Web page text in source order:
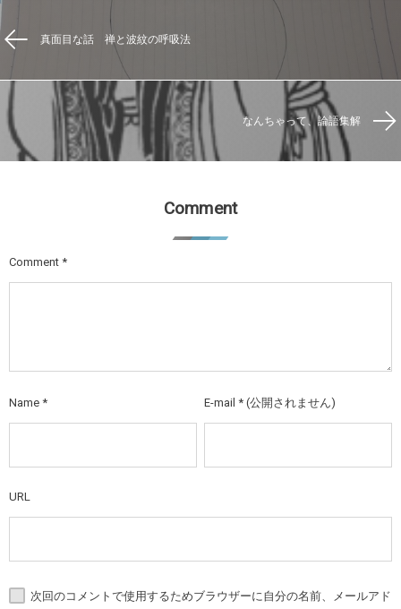
真面目な話 禅と波紋の呼吸法
なんちゃって、論語集解
Comment
Comment *
Name * E-mail * (公開されません)
URL
次回のコメントで使用するためブラウザーに自分の名前、メールアド